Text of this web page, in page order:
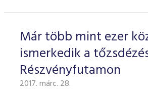
Már több mint ezer
ismerkedik a
Részvényfutamon
2017. márc. 28.